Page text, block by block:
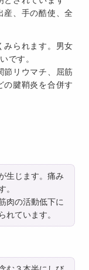
産、手の酷使、全
みられます。男女
です。
節リウマチ、屈筋
の腱鞘炎を合併す
生じます。痛み
。
肉の活動低下に
れています。